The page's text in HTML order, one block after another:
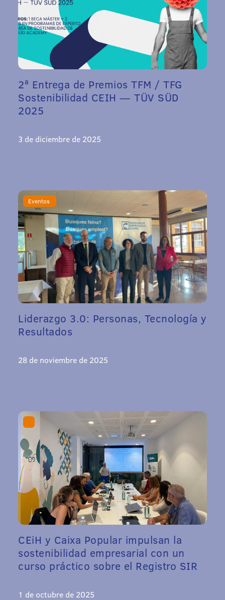
2ª Entrega de Premios TFM / TFG
Sostenibilidad CEIH — TÜV SÜD
2025
3 de diciembre de 2025
Eventos
Liderazgo 3.0: Personas, Tecnología y
Resultados
28 de noviembre de 2025
CEiH y Caixa Popular impulsan la
sostenibilidad empresarial con un
curso práctico sobre el Registro SIR
1 de octubre de 2025